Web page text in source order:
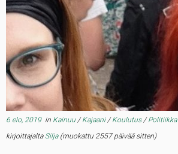
6 elo, 2019in Kainuu /Kajaani/Koulutus/Politiikka
kirjoittajalta Silja(muokattu 2557 päivää sitten)